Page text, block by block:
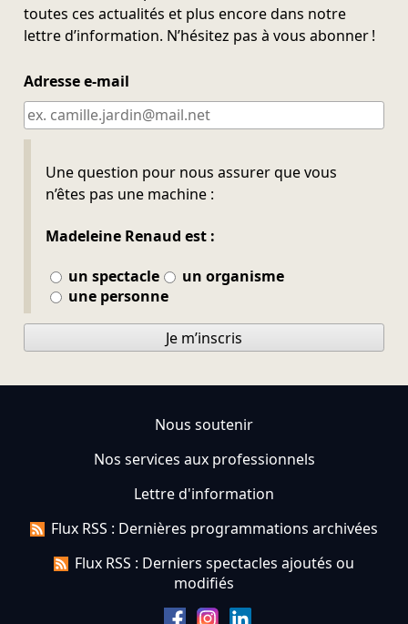
toutes ces actualités et plus encore dans notre
lettre d’information. N’hésitez pas à vous abonner !
Adresse e-mail
Une question pour nous assurer que vous
n’êtes pas une machine :
Madeleine Renaud est :
un spectacle
un organisme
une personne
Ne pas remplir
Je m’inscris
Nous soutenir
Nos services aux professionnels
Lettre d'information
Flux RSS : Dernières programmations archivées
Flux RSS : Derniers spectacles ajoutés ou
modifiés